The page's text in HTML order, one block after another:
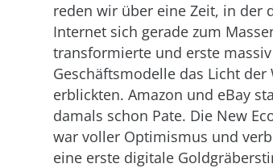
reden wir über eine Zeit, in der
Internet sich gerade zum
transformierte und erste
Geschäftsmodelle das Licht der
erblickten. Amazon und eBay
damals schon Pate. Die New
war voller Optimismus und
eine erste digitale